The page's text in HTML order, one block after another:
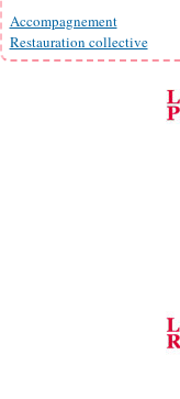
Accompagnement
Restauration collective